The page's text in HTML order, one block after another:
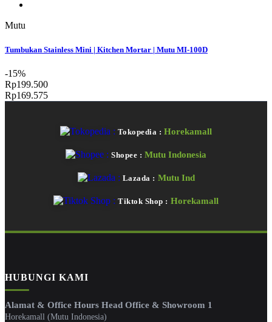
Mutu
Tumbukan Stainless Mini | Kitchen Mortar | Mutu MI-100D
-15%
Rp199.500
Rp169.575
Tokopedia : Horekamall
Shopee : Mutu Indonesia
Lazada : Mutu Ind
Tiktok Shop : Horekamall
HUBUNGI KAMI
Alamat & Office Hours Head Office & Showroom 1
Horekamall (Mutu Indonesia)